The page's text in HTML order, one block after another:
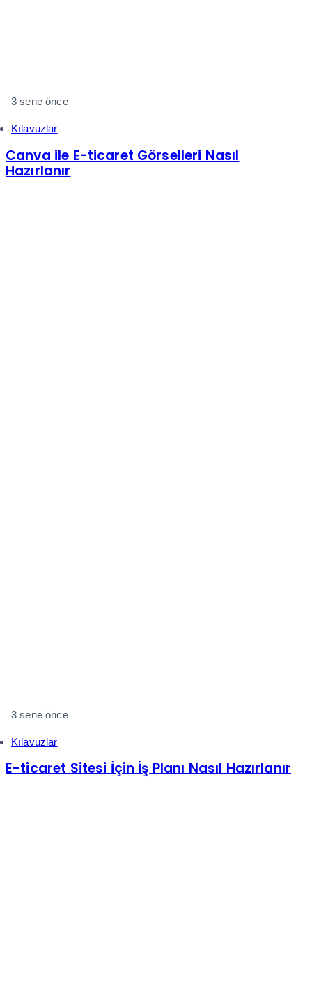
3 sene önce
Kılavuzlar
Canva ile E-ticaret Görselleri Nasıl
Hazırlanır
3 sene önce
Kılavuzlar
E-ticaret Sitesi İçin İş Planı Nasıl Hazırlanır